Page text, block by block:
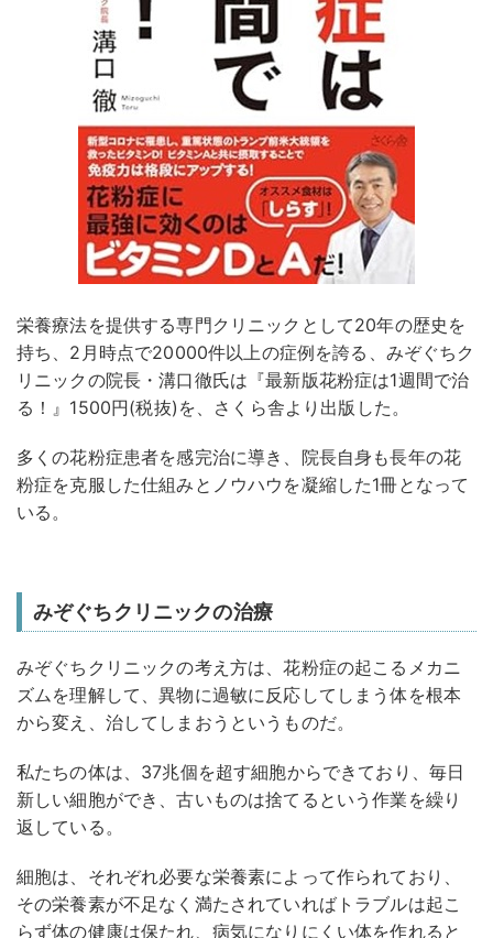
栄養療法を提供する専門クリニックとして20年の歴史を
持ち、2月時点で20000件以上の症例を誇る、みぞぐちク
リニックの院長・溝口徹氏は『最新版花粉症は1週間で治
る！』1500円(税抜)を、さくら舎より出版した。
多くの花粉症患者を感完治に導き、院長自身も長年の花
粉症を克服した仕組みとノウハウを凝縮した1冊となって
いる。
みぞぐちクリニックの治療
みぞぐちクリニックの考え方は、花粉症の起こるメカニ
ズムを理解して、異物に過敏に反応してしまう体を根本
から変え、治してしまおうというものだ。
私たちの体は、37兆個を超す細胞からできており、毎日
新しい細胞ができ、古いものは捨てるという作業を繰り
返している。
細胞は、それぞれ必要な栄養素によって作られており、
その栄養素が不足なく満たされていればトラブルは起こ
らず体の健康は保たれ、病気になりにくい体を作れると